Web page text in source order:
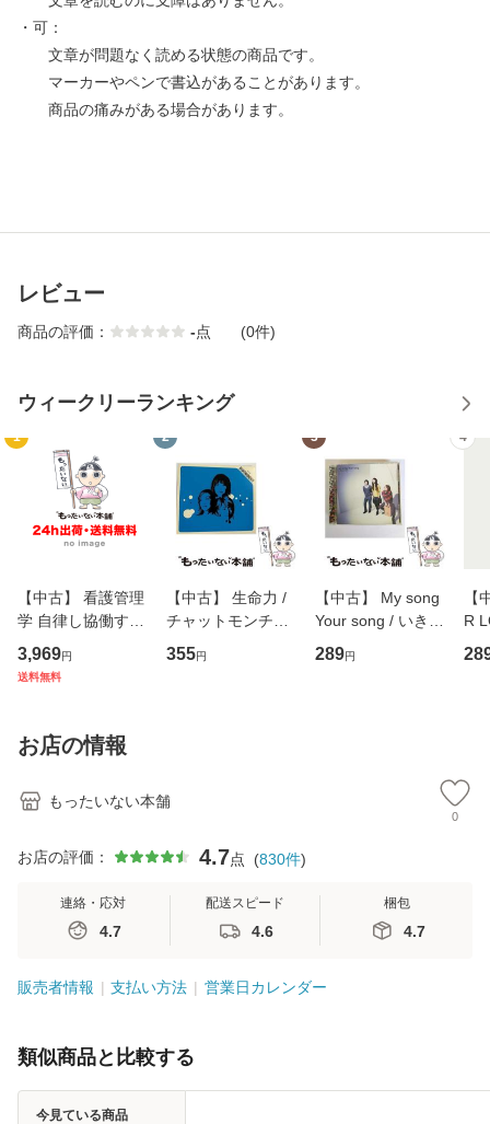
・可：
文章が問題なく読める状態の商品です。
マーカーやペンで書込があることがあります。
商品の痛みがある場合があります。
レビュー
商品の評価： -点 (0件)
ウィークリーランキング
1
【中古】 看護管理
学 自律し協働する
専門職の看護マネ
ジメントスキル 改
恵 藤本幸三 / 南江
堂 [単行
3,969円
送料無料
2
【中古】 生命力 /
チャットモンチー /
キューンレコード
[CD]【メール便送
355円
3
【中古】 My song
Your song / いきも
のがかり / [CD]
【メール便送料無
289円
4
【
R
産
お店の情報
もったいない本舗
0
お店の評価： 4.7点 (830件)
連絡・応対
4.7
配送スピード
4.6
梱包
4.7
販売者情報 支払い方法 営業日カレンダー
類似商品と比較する
今見ている商品